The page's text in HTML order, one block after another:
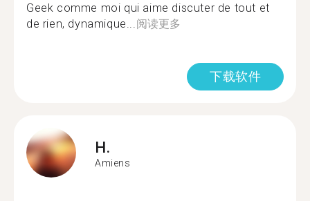
Geek comme moi qui aime discuter de tout et
de rien, dynamique... 阅读更多
下载软件
H.
Amiens